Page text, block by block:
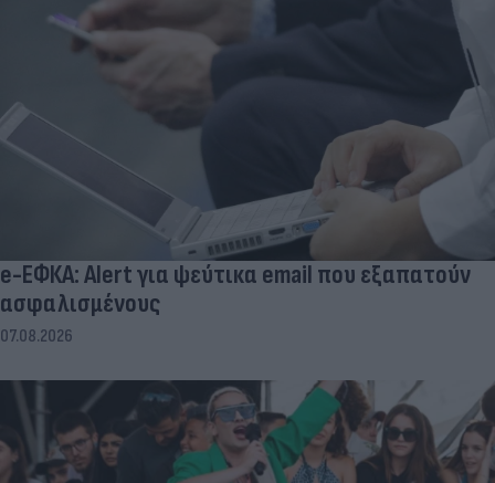
e-ΕΦΚΑ: Alert για ψεύτικα email που εξαπατούν
ασφαλισμένους
07.08.2026